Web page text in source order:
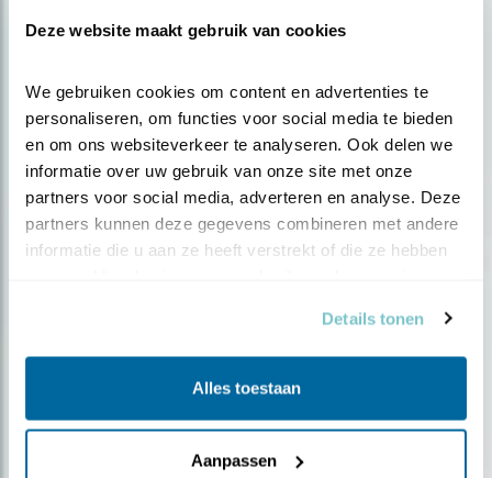
Deze website maakt gebruik van cookies
We gebruiken cookies om content en advertenties te
personaliseren, om functies voor social media te bieden
en om ons websiteverkeer te analyseren. Ook delen we
informatie over uw gebruik van onze site met onze
partners voor social media, adverteren en analyse. Deze
partners kunnen deze gegevens combineren met andere
informatie die u aan ze heeft verstrekt of die ze hebben
Details tonen
Alles toestaan
Aanpassen
Ontvang 5 x Vogels voor € 36,00 per jaar